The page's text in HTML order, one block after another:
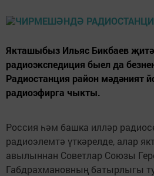
Якташыбыз Ильяс Бикбаев
радиоэкспедиция быел да
Радиостанция район мәдәният
радиоэфирга чыкты.
Россия һәм башка илләр
радиоэлемтә үткәрелде, алар
авылыннан Советлар Союзы
Габдрахмановның батырлыгы